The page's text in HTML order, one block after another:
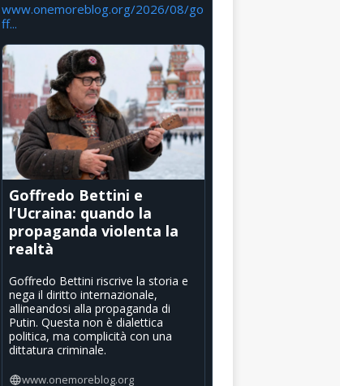
www.onemoreblog.org/2026/08/go
ff...
Goffredo Bettini e
l’Ucraina: quando la
propaganda violenta la
realtà
Goffredo Bettini riscrive la storia e
nega il diritto internazionale,
allineandosi alla propaganda di
Putin. Questa non è dialettica
politica, ma complicità con una
dittatura criminale.
www.onemoreblog.org